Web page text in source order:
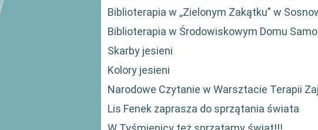
Biblioterapia w ,,Zielonym Zakątku” w
Biblioterapia w Środowiskowym Domu
Skarby jesieni
Kolory jesieni
Narodowe Czytanie w Warsztacie Terapii
Lis Fenek zaprasza do sprzątania świata